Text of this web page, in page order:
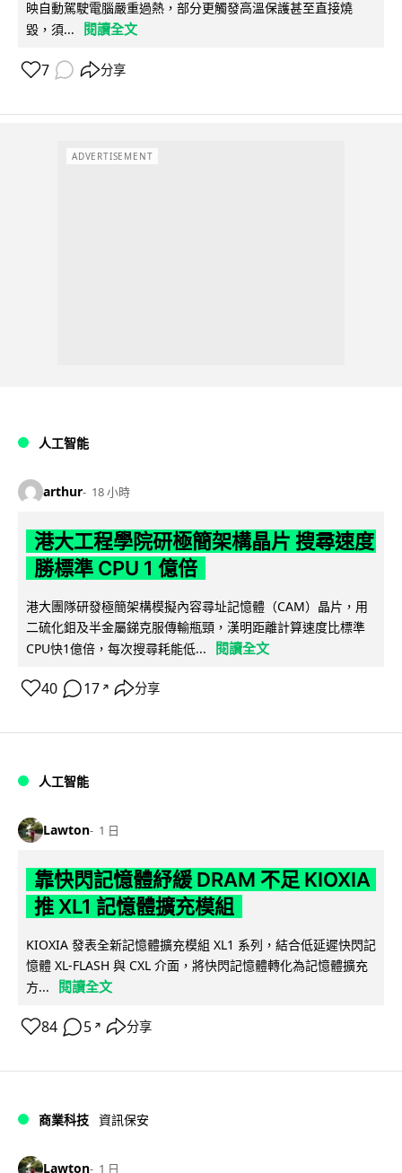
映自動駕駛電腦嚴重過熱，部分更觸發高溫保護甚至直接燒
毀，須...
閱讀全文
7 分享
ADVERTISEMENT
人工智能
arthur 18 小時
港大工程學院研極簡架構晶片 搜尋速度
勝標準 CPU 1 億倍
港大團隊研發極簡架構模擬內容尋址記憶體（CAM）晶片，用
二硫化鉬及半金屬銻克服傳輸瓶頸，漢明距離計算速度比標準
CPU快1億倍，每次搜尋耗能低...
閱讀全文
40 17 ↗ 分享
人工智能
Lawton 1 日
靠快閃記憶體紓緩 DRAM 不足 KIOXIA
推 XL1 記憶體擴充模組
KIOXIA 發表全新記憶體擴充模組 XL1 系列，結合低延遲快閃記
憶體 XL-FLASH 與 CXL 介面，將快閃記憶體轉化為記憶體擴充
方...
閱讀全文
84 5 ↗ 分享
商業科技 資訊保安
Lawton 1 日